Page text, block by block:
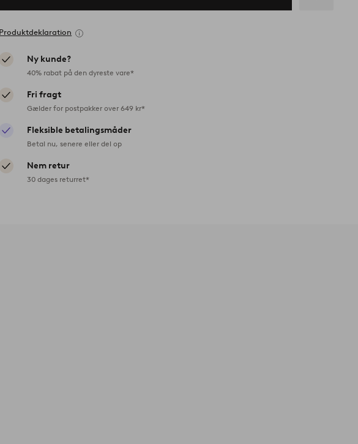
Produktdeklaration
Ny kunde?
40% rabat på den dyreste vare*
Fri fragt
Gælder for postpakker over 649 kr*
Fleksible betalingsmåder
Betal nu, senere eller del op
Nem retur
30 dages returret*